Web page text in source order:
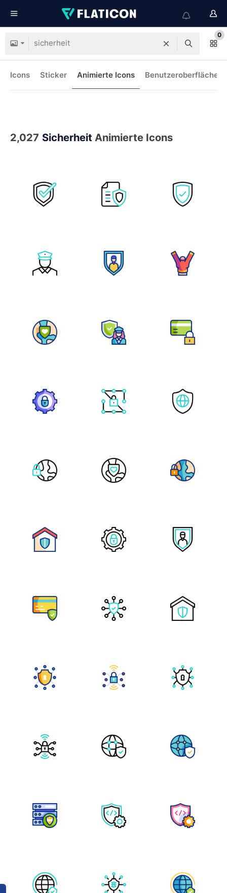
0
Icons Sticker Animierte Icons
2,027 Sicherheit Animierte Icons